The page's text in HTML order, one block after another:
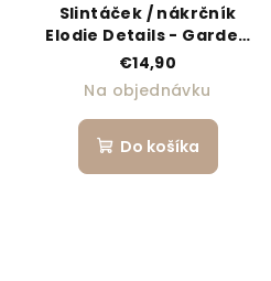
Slintáček / nákrčník
Elodie Details - Garden
Leo Toile
€14,90
Na objednávku
Do košíka